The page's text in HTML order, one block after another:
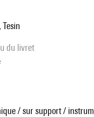
Tesin
du livret
/ sur support /